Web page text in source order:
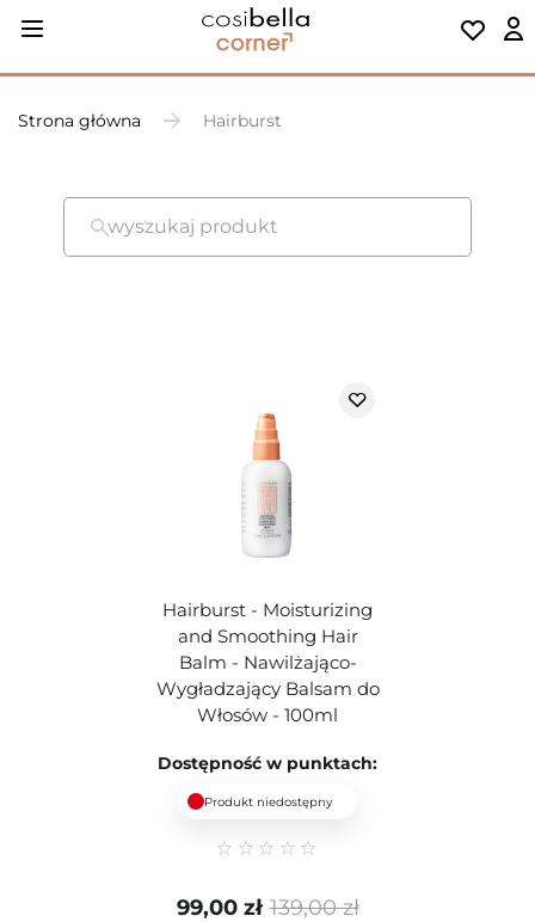
Strona główna Hairburst
wyszukaj produkt
Hairburst - Moisturizing
and Smoothing Hair
Balm - Nawilżająco-
Wygładzający Balsam do
Włosów - 100ml
Dostępność w punktach:
Produkt niedostępny
139,00 zł
99,00 zł